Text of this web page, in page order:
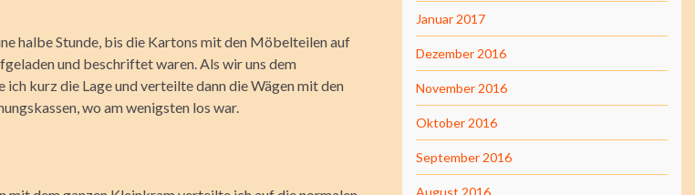
halbe Stunde, bis die Kartons mit den Möbelteilen auf
und beschriftet waren. Als wir uns dem
ich kurz die Lage und verteilte dann die Wägen mit den
wo am wenigsten los war.
Januar 2017
Dezember 2016
November 2016
Oktober 2016
September 2016
August 2016